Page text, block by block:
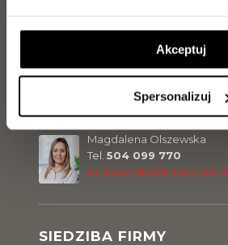
Akceptuj
Spersonalizuj
SIEDZIBA FIRMY
Sławomir Malinowski
Tel.729 142 898
s.malinowski@pres.com.pl
Magdalena Olszewska
Tel. 504 099 770
m.olszewska@pres.com.pl